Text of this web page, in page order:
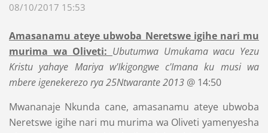
08/10/2017 15:53
Amasanamu ateye ubwoba Neretswe igihe nari mu
murima wa Oliveti: Ubutumwa Umukama wacu Yezu
Kristu yahaye Mariya w'Ikigongwe c'Imana ku musi wa
mbere igenekerezo rya 25Ntwarante 2013 @ 14:50
Mwananaje Nkunda cane, amasanamu ateye ubwoba
Neretswe igihe nari mu murima wa Oliveti yamenyesha